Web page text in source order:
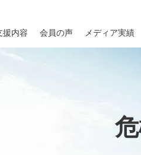
援内容 会員の声 メディア実績